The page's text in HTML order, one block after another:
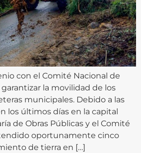
con el Comité Nacional de
la movilidad de los
municipales. Debido a las
los últimos días en la capital
de Obras Públicas y el Comité
oportunamente cinco
de tierra en […]